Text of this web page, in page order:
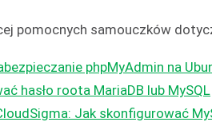
pomocnych samouczków
phpMyAdmin na
hasło roota MariaDB lub MySQL
Jak skonfigurować